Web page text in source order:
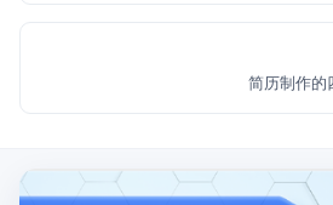
简历制作的